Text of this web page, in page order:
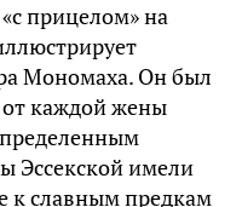
прицелом» на
Мономаха. Он был
от каждой жены
Эссекской имели
к славным предкам